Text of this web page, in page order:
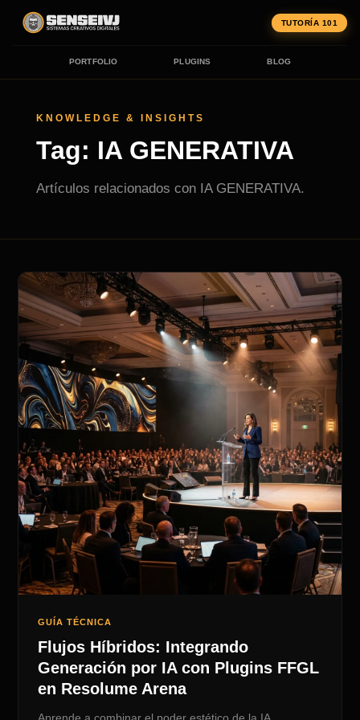
TUTORÍA 101
PORTFOLIO PLUGINS BLOG
KNOWLEDGE & INSIGHTS
Tag: IA GENERATIVA
Artículos relacionados con IA GENERATIVA.
GUÍA TÉCNICA
Flujos Híbridos: Integrando
Generación por IA con Plugins FFGL
en Resolume Arena